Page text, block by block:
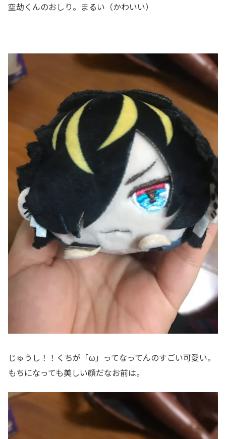
空劫くんのおしり。まるい（かわいい）
じゅうし！！くちが「ω」ってなってんのすごい可愛い。
もちになっても美しい顔だなお前は。